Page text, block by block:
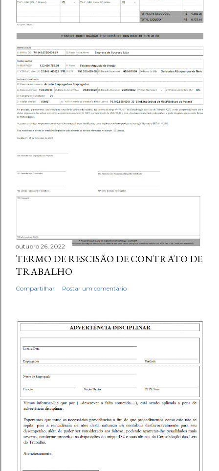
outubro 26, 2022
TERMO DE RESCISÃO DE CONTRATO DE
TRABALHO
Compartilhar Postar um comentário